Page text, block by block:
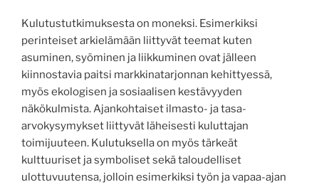
Kulutustutkimuksesta on moneksi. Esimerkiksi
perinteiset arkielämään liittyvät teemat kuten
asuminen, syöminen ja liikkuminen ovat jälleen
kiinnostavia paitsi markkinatarjonnan kehittyessä,
myös ekologisen ja sosiaalisen kestävyyden
näkökulmista. Ajankohtaiset ilmasto- ja tasa-
arvokysymykset liittyvät läheisesti kuluttajan
toimijuuteen. Kulutuksella on myös tärkeät
kulttuuriset ja symboliset sekä taloudelliset
ulottuvuutensa, jolloin esimerkiksi työn ja vapaa-ajan